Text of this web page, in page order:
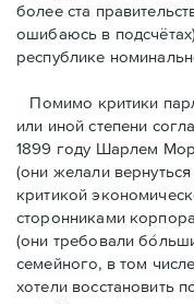
более ста
ошибаюсь в
республике
Помимо критики
или иной степени
1899 году Шарлем
(они желали
критикой
сторонниками
(они требовали
семейного, в том
хотели восстановить